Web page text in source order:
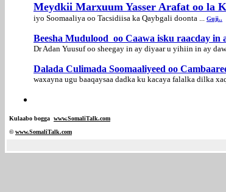
Meydkii Marxuum Yasser Arafat oo la
iyo Soomaaliya oo Tacsidiisa ka Qaybgali doonta ... Guji..
Beesha Mudulood oo Caawa isku raacday in
Dr Adan Yuusuf oo sheegay in ay diyaar u yihiin in ay
Dalada Culimada Soomaaliyeed oo
waxayna ugu baaqaysaa dadka ku kacaya falalka dilka
Kulaabo bogga www.SomaliTalk.com
©www.SomaliTalk.com